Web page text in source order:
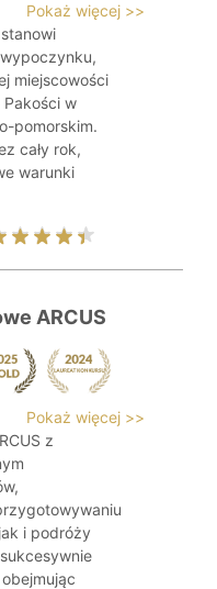
Pokaż więcej >>
miejscowości
Pakości w
pomorskim.
cały rok,
warunki
ARCUS
Pokaż więcej >>
z
i podróży